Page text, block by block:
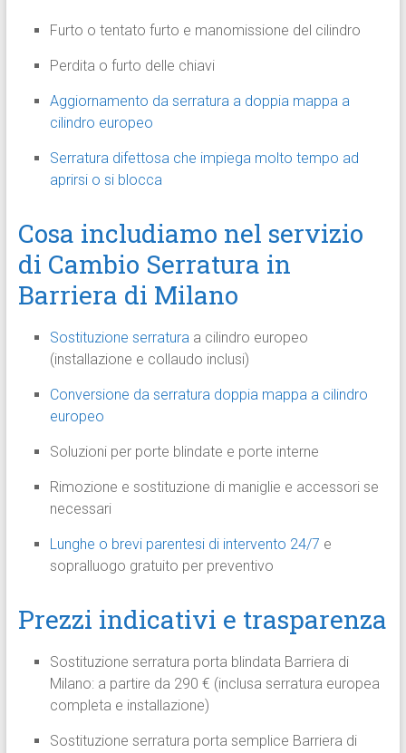
Furto o tentato furto e manomissione del cilindro
Perdita o furto delle chiavi
Aggiornamento da serratura a doppia mappa a
cilindro europeo
Serratura difettosa che impiega molto tempo ad
aprirsi o si blocca
Cosa includiamo nel servizio
di Cambio Serratura in
Barriera di Milano
Sostituzione serraturaa cilindro europeo
(installazione e collaudo inclusi)
Conversione da serratura doppia mappa a cilindro
europeo
Soluzioni per porte blindate e porte interne
Rimozione e sostituzione di maniglie e accessori se
necessari
Lunghe o brevi parentesi di intervento 24/7 e
sopralluogo gratuito per preventivo
Prezzi indicativi e trasparenza
Sostituzione serratura porta blindata Barriera di
Milano: a partire da 290 € (inclusa serratura europea
completa e installazione)
Sostituzione serratura porta semplice Barriera di